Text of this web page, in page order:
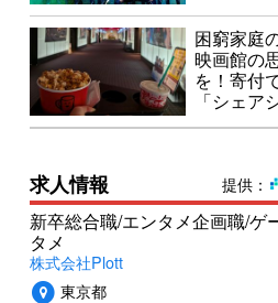
困窮家庭
映画館の
を！寄付
「シェア
提供：
求人情報
新卒総合職/エンタメ企画職/ゲ
タメ
株式会社Plott
東京都